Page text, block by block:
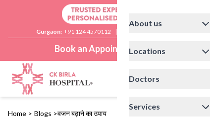
Gurgaon: +91 124 4570112 |
Book an Appointment
About us
Locations
Doctors
Services
Home > Blogs >वजन बढ़ाने का उपाय